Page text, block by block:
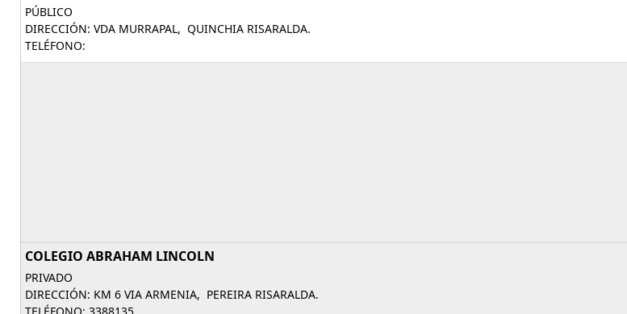
PÚBLICO
DIRECCIÓN: VDA MURRAPAL, QUINCHIA RISARALDA.
TELÉFONO:
COLEGIO ABRAHAM LINCOLN
PRIVADO
DIRECCIÓN: KM 6 VIA ARMENIA, PEREIRA RISARALDA.